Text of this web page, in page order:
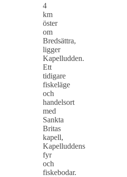
4
km
öster
om
Bredsättra,
ligger
Kapelludden.
Ett
tidigare
fiskeläge
och
handelsort
med
Sankta
Britas
kapell,
Kapelluddens
fyr
och
fiskebodar.